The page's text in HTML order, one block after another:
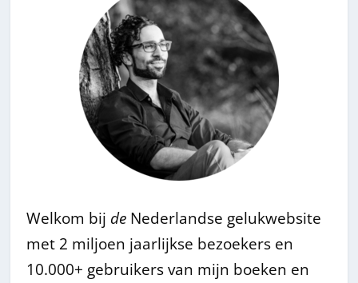
Welkom bij de Nederlandse gelukwebsite
met 2 miljoen jaarlijkse bezoekers en
10.000+ gebruikers van mijn boeken en